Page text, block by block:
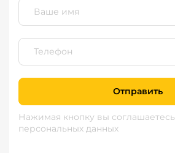
Отправить
Нажимая кнопку вы соглашаетесь
персональных данных